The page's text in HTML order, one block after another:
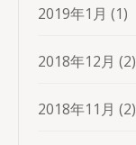
2019年1月 (1)
2018年12月 (2)
2018年11月 (2)